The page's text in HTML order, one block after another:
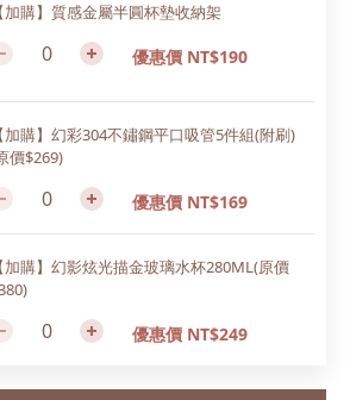
【加購】質感金屬半圓杯墊收納架
優惠價 NT$190
【加購】幻彩304不鏽鋼平口吸管5件組(附刷)
價$269)
優惠價 NT$169
【加購】幻影炫光描金玻璃水杯280ML(原價
優惠價 NT$249